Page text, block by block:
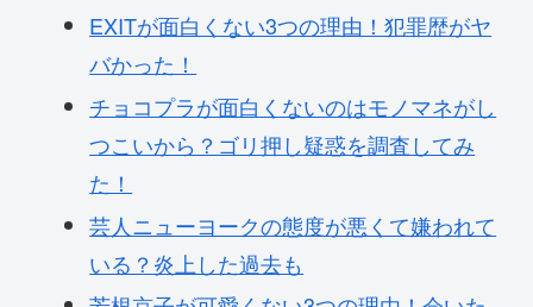
EXITが面白くない3つの理由！犯罪歴がヤ
バかった！
チョコプラが面白くないのはモノマネがし
つこいから？ゴリ押し疑惑を調査してみ
た！
芸人ニューヨークの態度が悪くて嫌われて
いる？炎上した過去も